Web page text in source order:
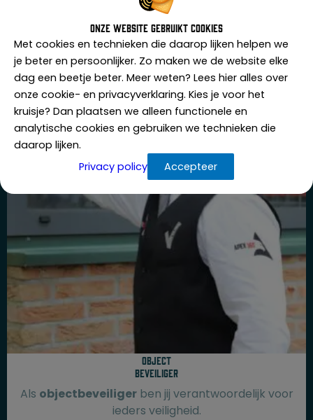
Object
beveiliger
Als objectbeveiligerben jij verantwoordelijk voor
ieders veiligheid.
Onze website gebruikt cookies
Met cookies en technieken die daarop lijken helpen we
je beter en persoonlijker. Zo maken we de website elke
dag een beetje beter. Meer weten? Lees hier alles over
onze cookie- en privacyverklaring. Kies je voor het
kruisje? Dan plaatsen we alleen functionele en
analytische cookies en gebruiken we technieken die
daarop lijken.
Privacy policy
Accepteer